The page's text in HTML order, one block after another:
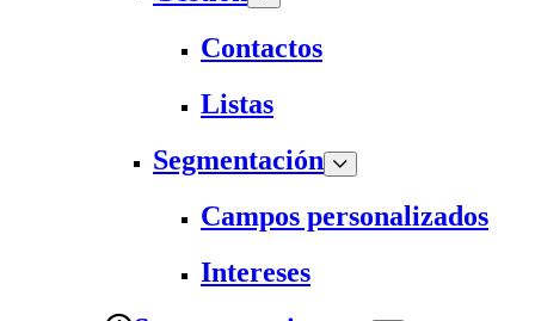
Contactos
Listas
Segmentación
Campos personalizados
Intereses